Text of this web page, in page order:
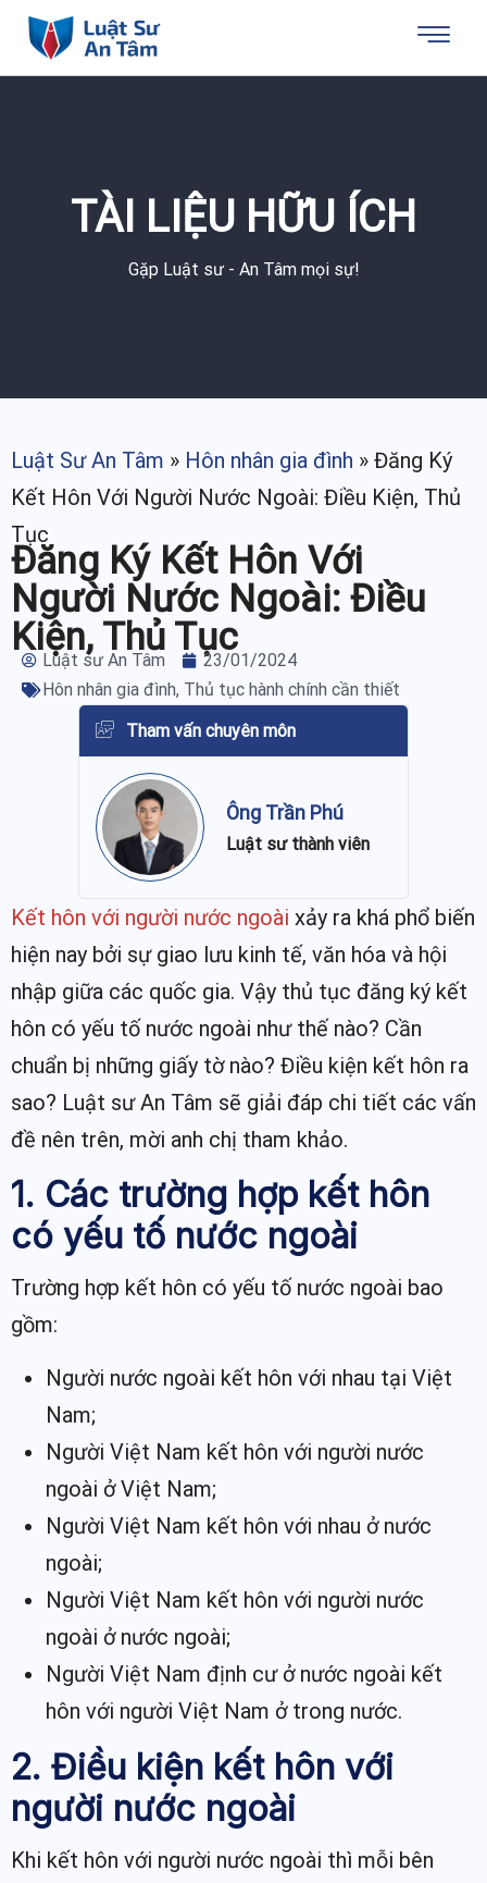
TÀI LIỆU HỮU ÍCH
Gặp Luật sư - An Tâm mọi sự!
Luật Sư An Tâm » Hôn nhân gia đình » Đăng Ký
Kết Hôn Với Người Nước Ngoài: Điều Kiện, Thủ
Tục
Đăng Ký Kết Hôn Với
Người Nước Ngoài: Điều
Kiện, Thủ Tục
Luật sư An Tâm
23/01/2024
Hôn nhân gia đình, Thủ tục hành chính cần thiết
Tham vấn chuyên môn
Ông Trần Phú
Luật sư thành viên
Kết hôn với người nước ngoài xảy ra khá phổ biến
hiện nay bởi sự giao lưu kinh tế, văn hóa và hội
nhập giữa các quốc gia. Vậy thủ tục đăng ký kết
hôn có yếu tố nước ngoài như thế nào? Cần
chuẩn bị những giấy tờ nào? Điều kiện kết hôn ra
sao? Luật sư An Tâm sẽ giải đáp chi tiết các vấn
đề nên trên, mời anh chị tham khảo.
1. Các trường hợp kết hôn
có yếu tố nước ngoài
Trường hợp kết hôn có yếu tố nước ngoài bao
gồm:
Người nước ngoài kết hôn với nhau tại Việt
Nam;
Người Việt Nam kết hôn với người nước
ngoài ở Việt Nam;
Người Việt Nam kết hôn với nhau ở nước
ngoài;
Người Việt Nam kết hôn với người nước
ngoài ở nước ngoài;
Người Việt Nam định cư ở nước ngoài kết
hôn với người Việt Nam ở trong nước.
2. Điều kiện kết hôn với
người nước ngoài
Khi kết hôn với người nước ngoài thì mỗi bên